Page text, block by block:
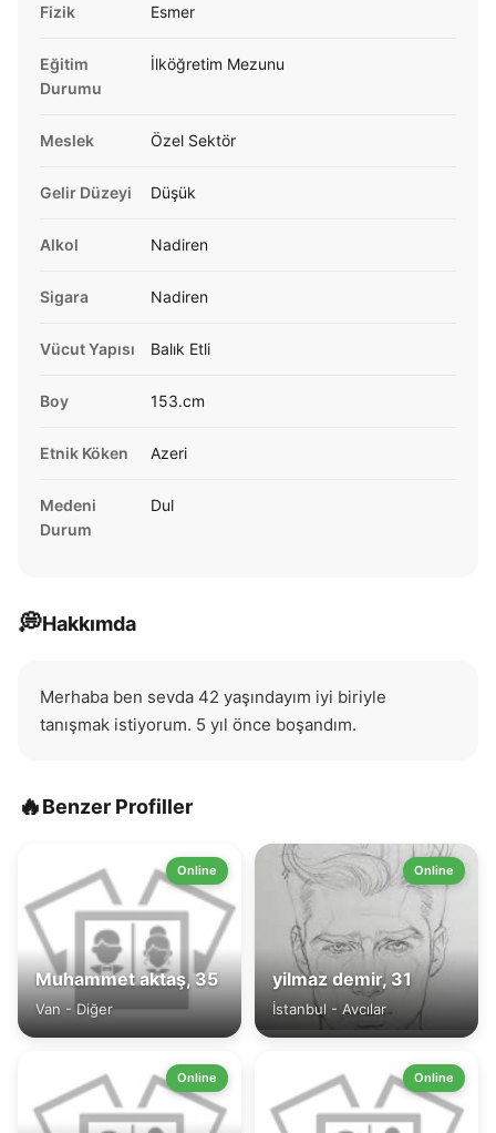
Fizik Esmer
Eğitim
Durumu
İlköğretim Mezunu
Meslek Özel Sektör
Gelir Düzeyi Düşük
Alkol Nadiren
Sigara Nadiren
Vücut Yapısı Balık Etli
Boy 153.cm
Etnik Köken Azeri
Medeni
Durum
Dul
💭Hakkımda
Merhaba ben sevda 42 yaşındayım iyi biriyle
tanışmak istiyorum. 5 yıl önce boşandım.
🔥Benzer Profiller
Online
Muhammet aktaş, 35
Van - Diğer
Online
yilmaz demir, 31
İstanbul - Avcılar
Online Online